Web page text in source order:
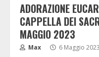
ADORAZIONE
CAPPELLA DEI
MAGGIO 2023
Max 6 Maggio 2023